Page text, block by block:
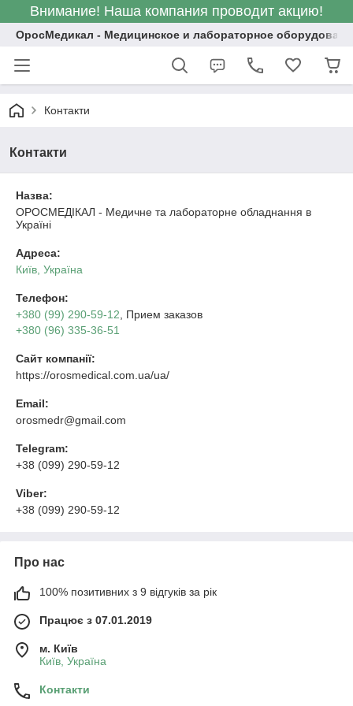
Внимание! Наша компания проводит акцию!
ОросМедикал - Медицинское и лабораторное
Контакти
Контакти
Назва:
ОРОСМЕДІКАЛ - Медичне та лабораторне обладнання в
Україні
Адреса:
Київ, Україна
Телефон:
+380 (99) 290-59-12 , Прием заказов
+380 (96) 335-36-51
Сайт компанії:
https://orosmedical.com.ua/ua/
Email:
orosmedr@gmail.com
Telegram:
+38 (099) 290-59-12
Viber:
+38 (099) 290-59-12
Про нас
100% позитивних з 9 відгуків за рік
Працює з 07.01.2019
м. Київ
Київ, Україна
Контакти